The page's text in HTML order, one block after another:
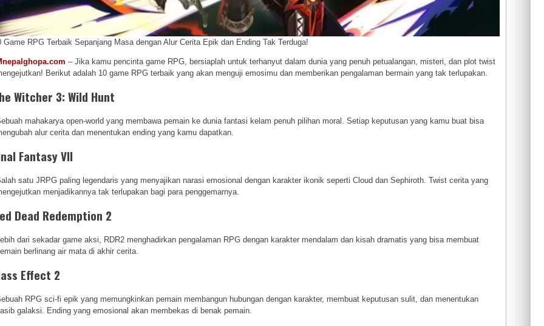
Game RPG Terbaik Sepanjang Masa dengan Alur Cerita Epik dan Ending Tak Terduga!
– Jika kamu pencinta game RPG, bersiaplah untuk terhanyut dalam dunia yang penuh petualangan, misteri, dan plot twist
Berikut adalah 10 game RPG terbaik yang akan menguji emosimu dan memberikan pengalaman bermain yang tak terlupakan.
Witcher 3: Wild Hunt
mahakarya open-world yang membawa pemain ke dunia fantasi kelam penuh pilihan moral. Setiap keputusan yang kamu buat bisa
alur cerita dan menentukan ending yang kamu dapatkan.
Fantasy VII
satu JRPG paling legendaris yang menyajikan narasi emosional dengan karakter ikonik seperti Cloud dan Sephiroth. Twist cerita yang
menjadikannya tak terlupakan bagi para penggemarnya.
Dead Redemption 2
Lebih dari sekadar game aksi, RDR2 menghadirkan pengalaman RPG dengan karakter mendalam dan kisah dramatis yang bisa membuat
berlinang air mata di akhir cerita.
Effect 2
RPG sci-fi epik yang memungkinkan pemain membangun hubungan dengan karakter, membuat keputusan sulit, dan menentukan
galaksi. Ending yang emosional akan membekas di benak pemain.